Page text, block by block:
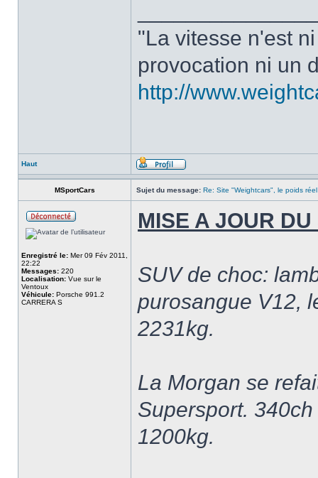
"La vitesse n'est
provocation ni un
http://
Haut
MSportCars Sujet du message: Re: Site "Weightcars", le poids
Enregistré le: Mer 09 Fév 2011,
22:22
Messages: 220
Localisation: Vue sur le
Ventoux
Véhicule: Porsche 991.2
CARRERA S
MISE A JOUR
SUV de choc:
purosangue V12,
2231kg.
La Morgan se
Supersport.
1200kg.